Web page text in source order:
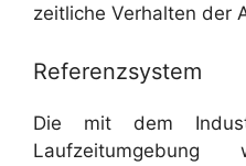
zeitliche Verhalten der
Referenzsystem
Die mit dem